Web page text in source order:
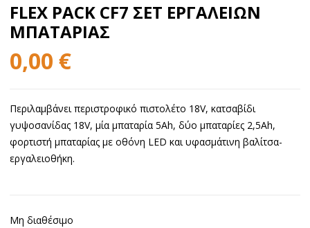
FLEX PACK CF7 ΣΕΤ ΕΡΓΑΛΕΙΩΝ
ΜΠΑΤΑΡΙΑΣ
0,00 €
Περιλαμβάνει περιστροφικό πιστολέτο 18V, κατσαβίδι
γυψοσανίδας 18V, μία μπαταρία 5Ah, δύο μπαταρίες 2,5Ah,
φορτιστή μπαταρίας με οθόνη LED και υφασμάτινη βαλίτσα-
εργαλειοθήκη.
Μη διαθέσιμο